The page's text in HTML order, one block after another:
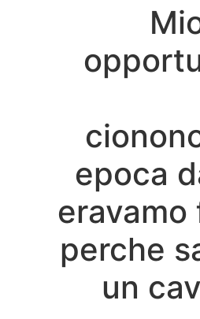
epoca
perche
un